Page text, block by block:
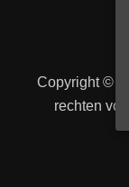
Copyright ©
rechten